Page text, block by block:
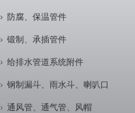
防腐、保温管件
锻制、承插管件
给排水管道系统附件
钢制漏斗、雨水斗、喇叭口
通风管、通气管、风帽